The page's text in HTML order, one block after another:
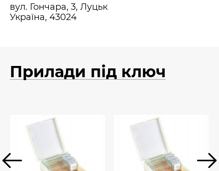
вул. Гончара, 3, Луцьк
Україна, 43024
Прилади під ключ